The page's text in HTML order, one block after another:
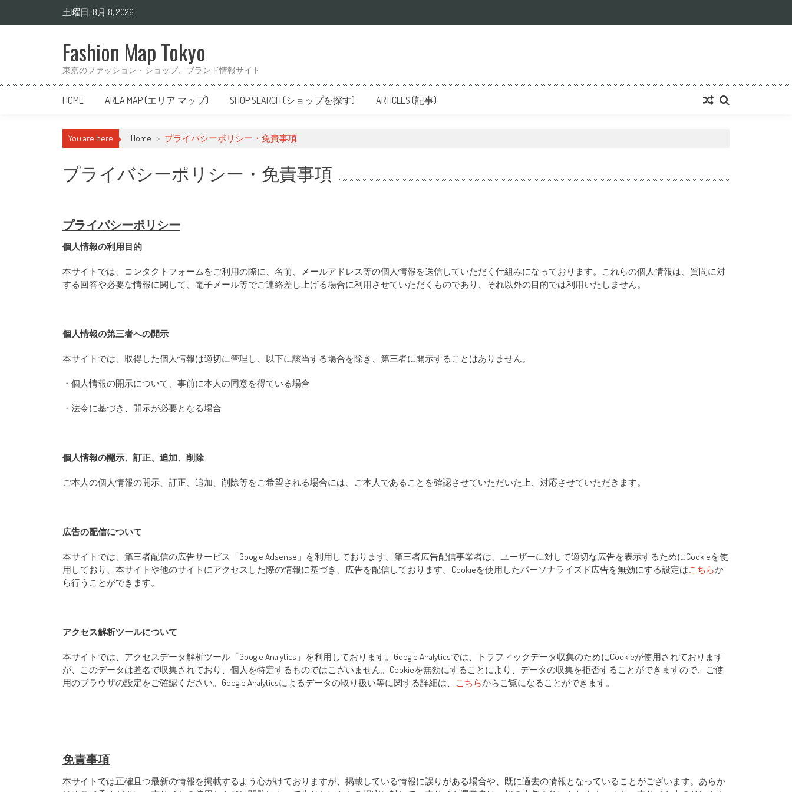
土曜日, 8月 8, 2026
Fashion Map Tokyo
東京のファッション・ショップ、ブランド情報サイト
HOME AREA MAP (エリア マップ) SHOP SEARCH (ショップを探す) ARTICLES (記事)
You are here Home > プライバシーポリシー・免責事項
プライバシーポリシー・免責事項
プライバシーポリシー
個人情報の利用目的
本サイトでは、コンタクトフォームをご利用の際に、名前、メールアドレス等の個人情報を送信していただく仕組みになっております。これらの個人情報は、質問に対
する回答や必要な情報に関して、電子メール等でご連絡差し上げる場合に利用させていただくものであり、それ以外の目的では利用いたしません。
個人情報の第三者への開示
本サイトでは、取得した個人情報は適切に管理し、以下に該当する場合を除き、第三者に開示することはありません。
・個人情報の開示について、事前に本人の同意を得ている場合
・法令に基づき、開示が必要となる場合
個人情報の開示、訂正、追加、削除
ご本人の個人情報の開示、訂正、追加、削除等をご希望される場合には、ご本人であることを確認させていただいた上、対応させていただきます。
広告の配信について
本サイトでは、第三者配信の広告サービス「Google Adsense」を利用しております。第三者広告配信事業者は、ユーザーに対して適切な広告を表示するためにCookieを使
用しており、本サイトや他のサイトにアクセスした際の情報に基づき、広告を配信しております。Cookieを使用したパーソナライズド広告を無効にする設定はこちらか
ら行うことができます。
アクセス解析ツールについて
本サイトでは、アクセスデータ解析ツール「Google Analytics」を利用しております。Google Analyticsでは、トラフィックデータ収集のためにCookieが使用されております
が、このデータは匿名で収集されており、個人を特定するものではございません。Cookieを無効にすることにより、データの収集を拒否することができますので、ご使
用のブラウザの設定をご確認ください。Google Analyticsによるデータの取り扱い等に関する詳細は、
こちらからご覧になることができます。
免責事項
本サイトでは正確且つ最新の情報を掲載するよう心がけておりますが、掲載している情報に誤りがある場合や、既に過去の情報となっていることがございます。あらか